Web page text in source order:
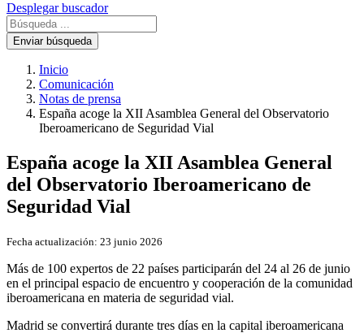
Desplegar buscador
Enviar búsqueda
Inicio
Comunicación
Notas de prensa
España acoge la XII Asamblea General del Observatorio
Iberoamericano de Seguridad Vial
España acoge la XII Asamblea General
del Observatorio Iberoamericano de
Seguridad Vial
Fecha actualización: 23 junio 2026
Más de 100 expertos de 22 países participarán del 24 al 26 de junio
en el principal espacio de encuentro y cooperación de la comunidad
iberoamericana en materia de seguridad vial.
Madrid se convertirá durante tres días en la capital iberoamericana